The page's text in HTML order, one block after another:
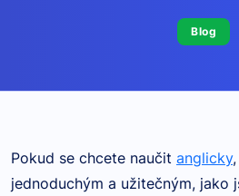
Blog
Pokud se chcete naučit anglicky
jednoduchým a užitečným, jako